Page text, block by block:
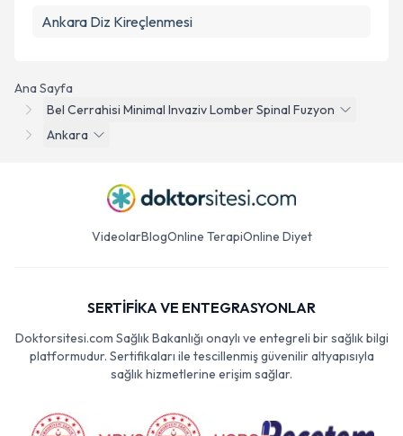
Ana Sayfa
Bel Cerrahisi Minimal Invaziv Lomber Spinal Fuzyon
Ankara
Ankara Diz Kireçlenmesi
VideolarBlogOnline TerapiOnline Diyet
SERTİFİKA VE ENTEGRASYONLAR
Doktorsitesi.com Sağlık Bakanlığı onaylı ve entegreli bir sağlık bilgi
platformudur. Sertifikaları ile tescillenmiş güvenilir altyapısıyla
sağlık hizmetlerine erişim sağlar.